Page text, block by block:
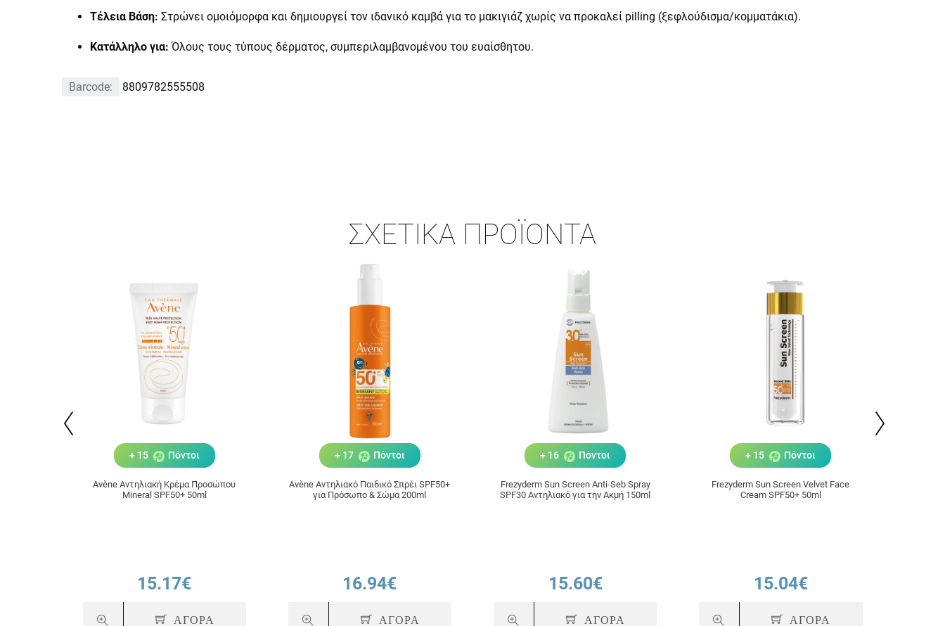
Τέλεια Βάση: Στρώνει ομοιόμορφα και δημιουργεί τον ιδανικό καμβά για το μακιγιάζ χωρίς να προκαλεί pilling (ξεφλούδισμα/κομματάκια).
Κατάλληλο για: Όλους τους τύπους δέρματος, συμπεριλαμβανομένου του ευαίσθητου.
Barcode: 8809782555508
ΣΧΕΤΙΚΆ ΠΡΟΪΌΝΤΑ
+ 15 Πόντοι
Avène Αντηλιακή Κρέμα Προσώπου
Μineral SPF50+ 50ml
15.17€
ΑΓΟΡΑ
+ 17 Πόντοι
Avène Αντηλιακό Παιδικό Σπρέι SPF50+
για Πρόσωπο & Σώμα 200ml
16.94€
ΑΓΟΡΑ
+ 16 Πόντοι
Frezyderm Sun Screen Anti-Seb Spray
SPF30 Αντηλιακό για την Ακμή 150ml
15.60€
ΑΓΟΡΑ
+ 15 Πόντοι
Frezyderm Sun Screen Velvet Face
Cream SPF50+ 50ml
15.04€
ΑΓΟΡΑ